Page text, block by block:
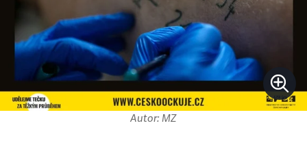
Autor: MZ